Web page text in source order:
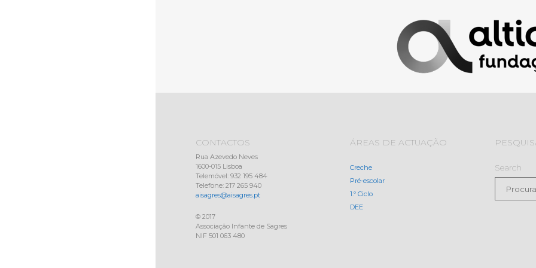
CONTACTOS
Rua Azevedo Neves
1600-015 Lisboa
Telemóvel: 932 195 484
Telefone: 217 265 940
aisagres@aisagres.pt
© 2017
Associação Infante de Sagres
NIF 501 063 480
ÁREAS DE ACTUAÇÃO
Creche
Pré-escolar
1.º Ciclo
DEE
Search